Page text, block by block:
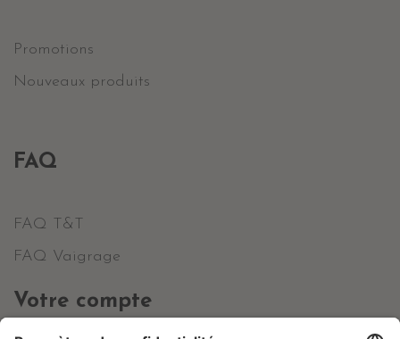
Promotions
Nouveaux produits
FAQ
FAQ T&T
FAQ Vaigrage
Votre compte